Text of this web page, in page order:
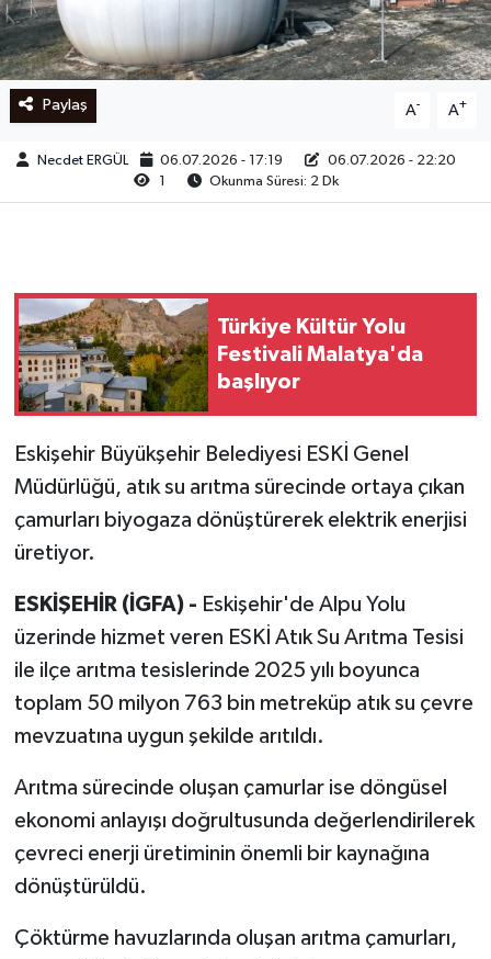
Paylaş A- A+
Necdet ERGÜL 06.07.2026 - 17:19
06.07.2026 - 22:20
1
Okunma Süresi: 2 Dk
Türkiye Kültür Yolu
Festivali Malatya'da
başlıyor
Eskişehir Büyükşehir Belediyesi ESKİ Genel
Müdürlüğü, atık su arıtma sürecinde ortaya çıkan
çamurları biyogaza dönüştürerek elektrik enerjisi
üretiyor.
ESKİŞEHİR (İGFA) - Eskişehir'de Alpu Yolu
üzerinde hizmet veren ESKİ Atık Su Arıtma Tesisi
ile ilçe arıtma tesislerinde 2025 yılı boyunca
toplam 50 milyon 763 bin metreküp atık su çevre
mevzuatına uygun şekilde arıtıldı.
Arıtma sürecinde oluşan çamurlar ise döngüsel
ekonomi anlayışı doğrultusunda değerlendirilerek
çevreci enerji üretiminin önemli bir kaynağına
dönüştürüldü.
Çöktürme havuzlarında oluşan arıtma çamurları,
Ege
İzmir
İletişim
Künye